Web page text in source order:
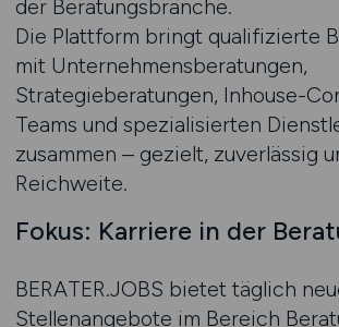
der Beratungsbranche.
Die Plattform bringt qualifizierte
mit Unternehmensberatungen,
Strategieberatungen, Inhouse-
Teams und spezialisierten
zusammen – gezielt, zuverlässig
Reichweite.
Fokus: Karriere in der
BERATER.JOBS bietet täglich
Stellenangebote im Bereich